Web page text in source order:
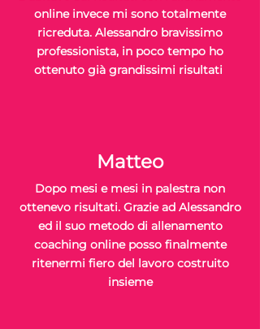
online invece mi sono totalmente
ricreduta. Alessandro bravissimo
professionista, in poco tempo ho
ottenuto già grandissimi risultati
Matteo
Dopo mesi e mesi in palestra non
ottenevo risultati. Grazie ad Alessandro
ed il suo metodo di allenamento
coaching online posso finalmente
ritenermi fiero del lavoro costruito
insieme